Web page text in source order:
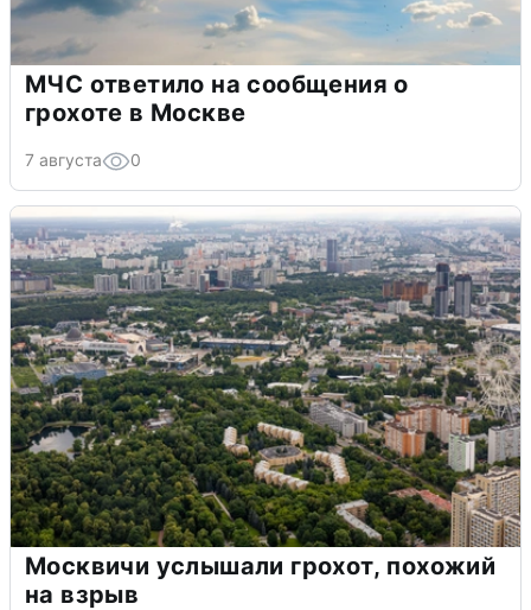
МЧС ответило на сообщения о
грохоте в Москве
7 августа 0
Москвичи услышали грохот, похожий
на взрыв